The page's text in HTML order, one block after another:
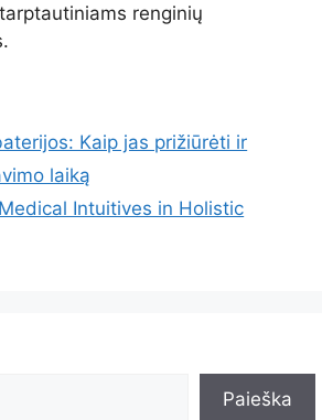
renginių
Kaip jas prižiūrėti ir
laiką
Intuitives in Holistic
Paieška